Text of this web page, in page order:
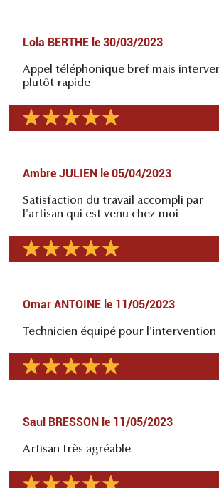
Lola BERTHE le 30/03/2023
Appel téléphonique bref mais
plutôt rapide
Ambre JULIEN le 05/04/2023
Satisfaction du travail accompli par
l'artisan qui est venu chez moi
Omar ANTOINE le 11/05/2023
Technicien équipé pour l'intervention
Saul BRESSON le 11/05/2023
Artisan très agréable